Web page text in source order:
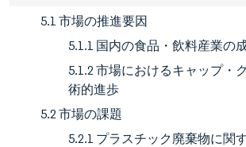
5.1 市場の推進要因
5.1.1 国内の食品・飲料産業の
5.1.2 市場におけるキャップ・
術的進歩
5.2 市場の課題
5.2.1 プラスチック廃棄物に関